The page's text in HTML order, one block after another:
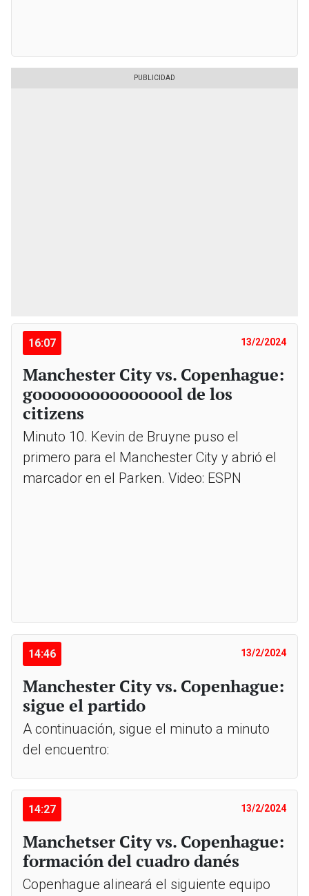
16:07 13/2/2024
Manchester City vs. Copenhague:
goooooooooooooool de los
citizens
Minuto 10. Kevin de Bruyne puso el
primero para el Manchester City y abrió el
marcador en el Parken. Video: ESPN
14:46 13/2/2024
Manchester City vs. Copenhague:
sigue el partido
A continuación, sigue el minuto a minuto
del encuentro:
14:27 13/2/2024
Manchetser City vs. Copenhague:
formación del cuadro danés
Copenhague alineará el siguiente equipo